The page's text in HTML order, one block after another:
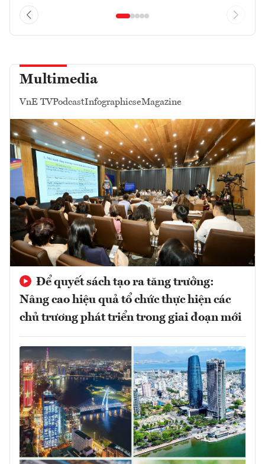
Multimedia
VnE TVPodcastInfographicseMagazine
Để quyết sách tạo ra tăng trưởng:
Nâng cao hiệu quả tổ chức thực hiện các
chủ trương phát triển trong giai đoạn mới